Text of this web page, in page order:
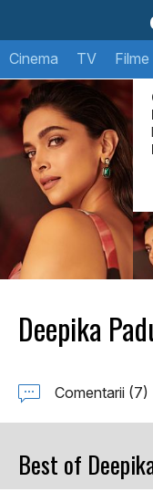
Cinema TV Filme
Deepika
Comentarii (7)
Best of